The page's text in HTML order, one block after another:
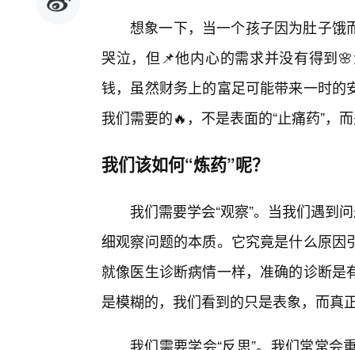
想象一下，当一个孩子因为肚子饿
哭泣，但📌他内心的需求并没有得到
钱，虽然财务上的富足可能带来一时
我们需要的🔥，不是表面的“止痛药”，
我们该如何“炼药”呢？
我们需要学会“观察”。当我们遇到
细观察问题的本质。它究竟是什么原
就像医生诊断病情一样，准确的诊断
是模糊的，我们看到的只是表象，而真
我们需要学会“反思”。我们常常